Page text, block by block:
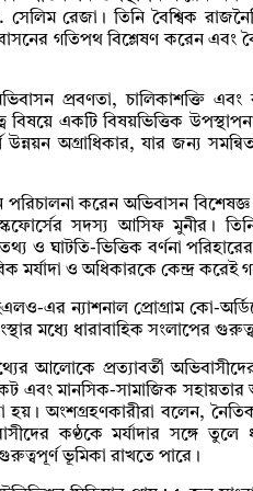
রেজা। তিনি বৈশ্বিক
গতিপথ বিশ্লেষণ করেন এবং
প্রবণতা, চালিকাশক্তি এবং
একটি বিষয়ভিত্তিক
অগ্রাধিকার, যার জন্য সমন্বিত
পরিচালনা করেন অভিবাসন
সদস্য আসিফ মুনীর।
ও ঘাটতি-ভিত্তিক বর্ণনা
মর্যাদা ও অধিকারকে কেন্দ্র
এর ন্যাশনাল প্রোগ্রাম কো-
মধ্যে ধারাবাহিক সংলাপের
আলোকে প্রত্যাবর্তী
এবং মানসিক-সামাজিক
হয়। অংশগ্রহণকারীরা বলেন,
কণ্ঠকে মর্যাদার সঙ্গে
ভূমিকা রাখতে পারে।